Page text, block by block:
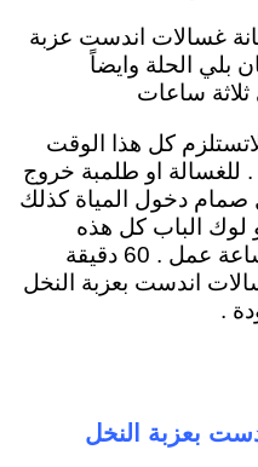
غسالات اندست عزبة
بلي الحلة وايضاً
ساعات
كل هذا الوقت
للغسالة او طلمبة خروج
صمام دخول المياة كذلك
لوك الباب كل هذه
الاعطال لاتستغرق اكثر من ساعة عمل . 60 دقيقة
اندست بعزبة النخل
.
بعزبة النخل